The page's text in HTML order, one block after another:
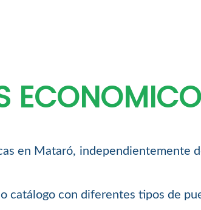
en Mataró, independientemente
catálogo con diferentes tipos de